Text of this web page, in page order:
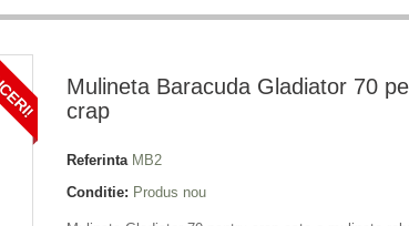
Mulineta Baracuda Gladiator 70
crap
Referinta MB2
Conditie: Produs nou